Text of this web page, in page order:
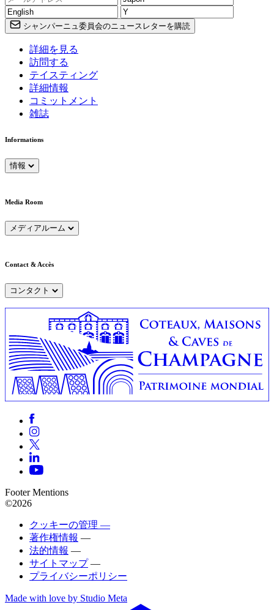
シャンパーニュ委員会のニュースレターを購読
詳細を見る
訪問する
テイスティング
詳細情報
コミットメント
雑誌
Informations
情報
Media Room
メディアルーム
Contact & Accès
コンタクト
Footer Mentions
©2026
クッキーの管理 —
著作権情報 —
法的情報 —
サイトマップ —
プライバシーポリシー
Made with love by Studio Meta